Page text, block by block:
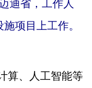
迪省，工作人
项目上工作。
、人工智能等